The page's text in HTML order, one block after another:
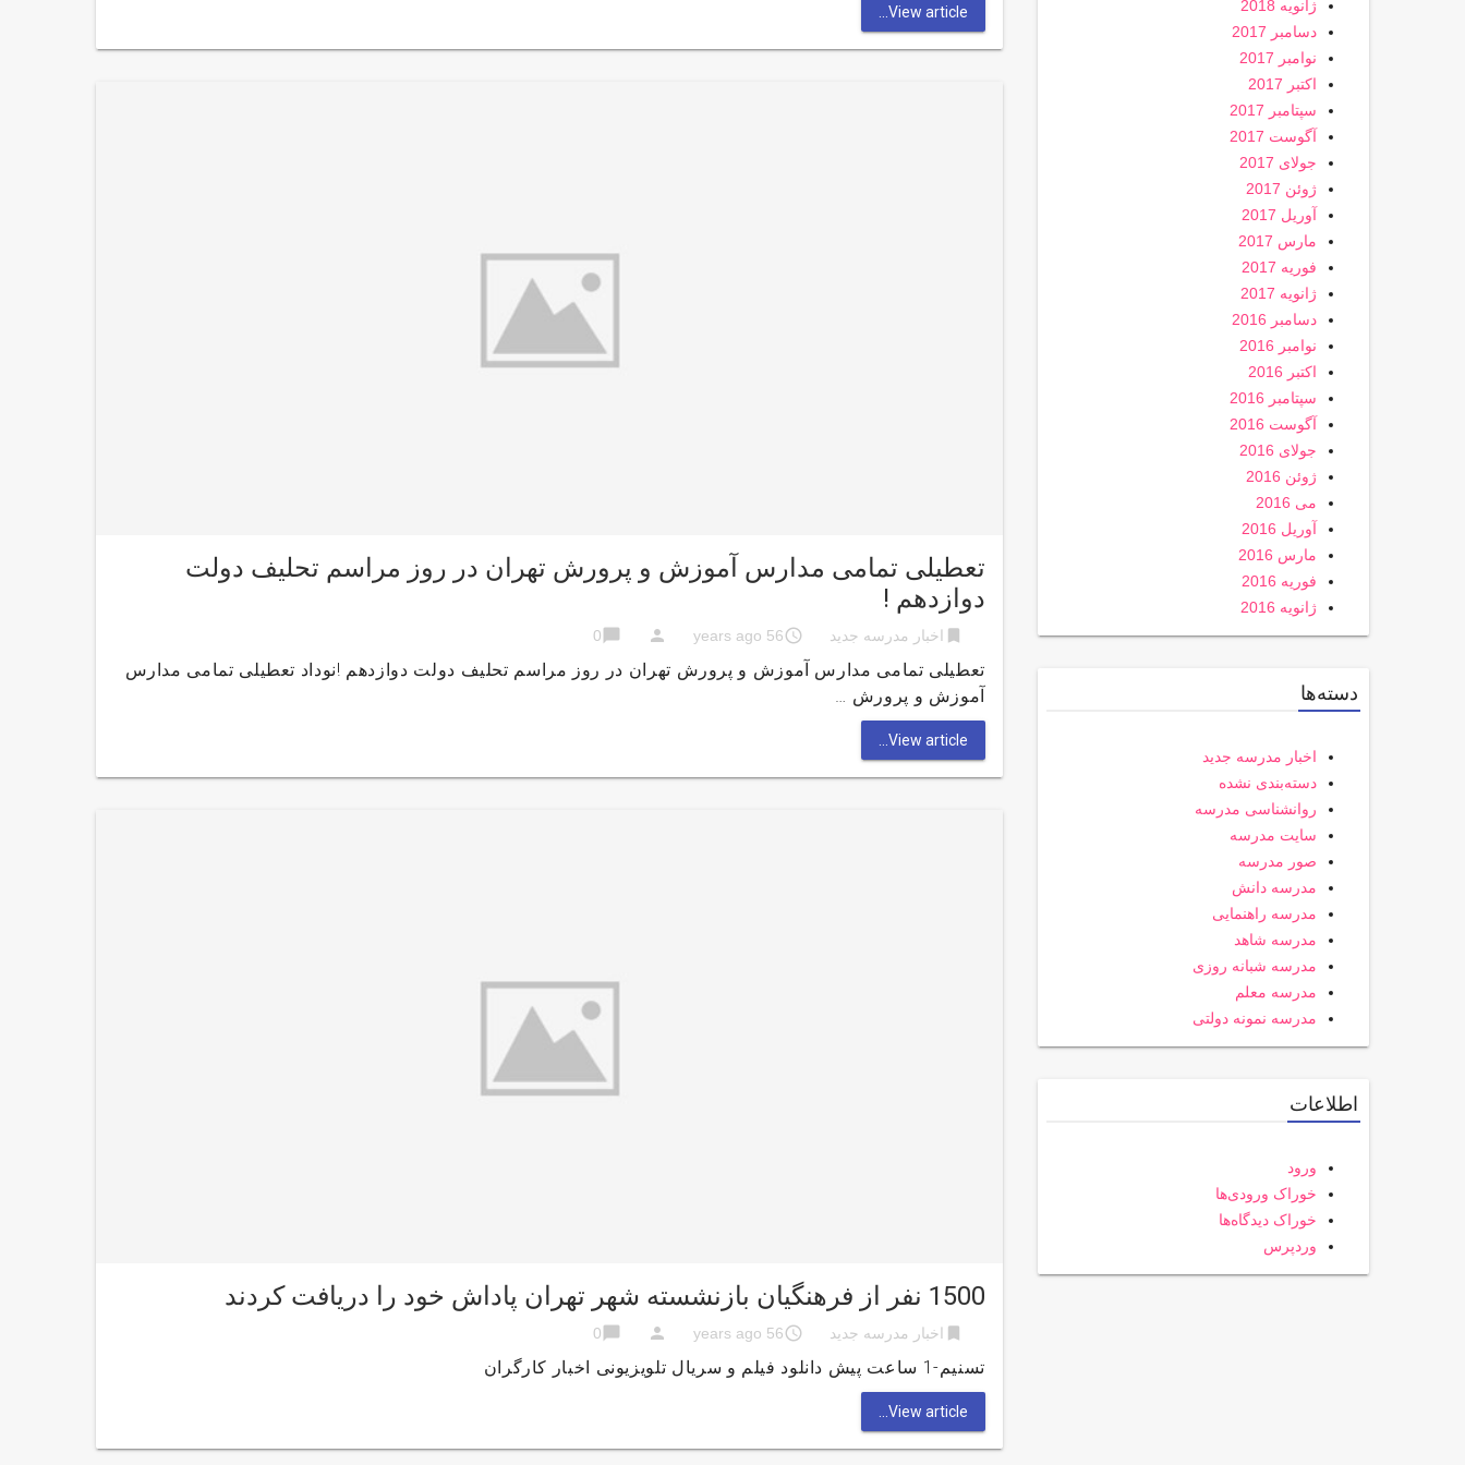
View article...
تعطیلی تمامی مدارس آموزش و پرورش تهران در روز مراسم تحلیف دولت
دوازدهم !
bookmark اخبار مدرسه جدید access_time
56 years ago
person
chat_bubble
0
تعطیلی تمامی مدارس آموزش و پرورش تهران در روز مراسم تحلیف دولت دوازدهم !نوداد تعطیلی تمامی مدارس
آموزش و پرورش …
View article...
1500 نفر از فرهنگیان بازنشسته شهر تهران پاداش خود را دریافت کردند
bookmark اخبار مدرسه جدید access_time
56 years ago
person
chat_bubble
0
تسنیم-1 ساعت پیش دانلود فیلم و سریال تلویزیونی اخبار کارگران
View article...
ژانویه 2018
دسامبر 2017
نوامبر 2017
اکتبر 2017
سپتامبر 2017
آگوست 2017
جولای 2017
ژوئن 2017
آوریل 2017
مارس 2017
فوریه 2017
ژانویه 2017
دسامبر 2016
نوامبر 2016
اکتبر 2016
سپتامبر 2016
آگوست 2016
جولای 2016
ژوئن 2016
می 2016
آوریل 2016
مارس 2016
فوریه 2016
ژانویه 2016
دسته‌ها
اخبار مدرسه جدید
دسته‌بندی نشده
روانشناسی مدرسه
سایت مدرسه
صور مدرسه
مدرسه دانش
مدرسه راهنمایی
مدرسه شاهد
مدرسه شبانه روزی
مدرسه معلم
مدرسه نمونه دولتی
اطلاعات
ورود
خوراک ورودی‌ها
خوراک دیدگاه‌ها
وردپرس